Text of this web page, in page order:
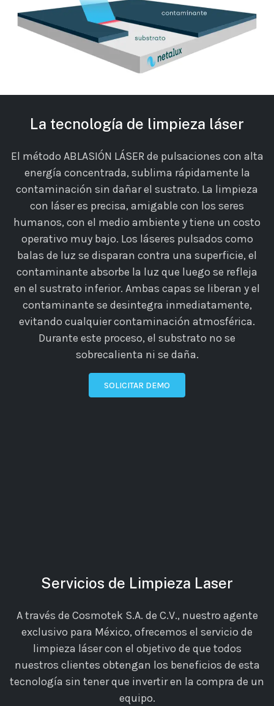
La tecnología de limpieza láser
El método ABLASIÓN LÁSER de pulsaciones con alta
energía concentrada, sublima rápidamente la
contaminación sin dañar el sustrato. La limpieza
con láser es precisa, amigable con los seres
humanos, con el medio ambiente y tiene un costo
operativo muy bajo. Los láseres pulsados como
balas de luz se disparan contra una superficie, el
contaminante absorbe la luz que luego se refleja
en el sustrato inferior. Ambas capas se liberan y el
contaminante se desintegra inmediatamente,
evitando cualquier contaminación atmosférica.
Durante este proceso, el substrato no se
sobrecalienta ni se daña.
SOLICITAR DEMO
Servicios de Limpieza Laser
A través de Cosmotek S.A. de C.V., nuestro agente
exclusivo para México, ofrecemos el servicio de
limpieza láser con el objetivo de que todos
nuestros clientes obtengan los beneficios de esta
tecnología sin tener que invertir en la compra de un
equipo.